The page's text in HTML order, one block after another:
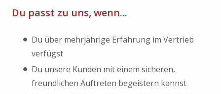
Du passt zu uns, wenn...
Du über mehrjährige Erfahrung im Vertrieb
verfügst
Du unsere Kunden mit einem sicheren,
freundlichen Auftreten begeistern kannst